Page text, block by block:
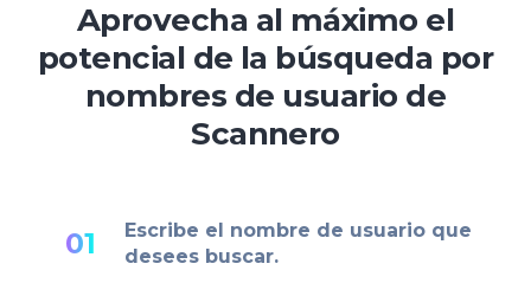
Aprovecha al máximo el
potencial de la búsqueda por
nombres de usuario de
Scannero
01
Escribe el nombre de usuario que
desees buscar.